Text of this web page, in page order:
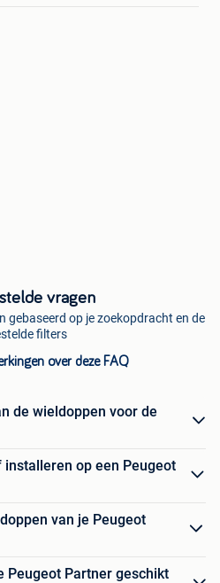
vragen
gebaseerd op je zoekopdracht en de
filters
over deze FAQ
de wieldoppen voor de
op een Peugeot
van je Peugeot
Peugeot Partner geschikt